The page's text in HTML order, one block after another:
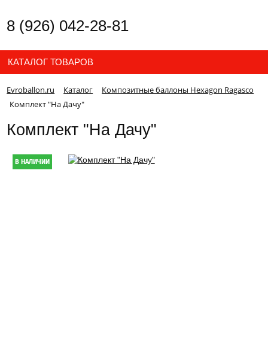
8 (926) 042-28-81
КАТАЛОГ ТОВАРОВ
Evroballon.ru Каталог
Композитные баллоны Hexagon Ragasco
Комплект "На Дачу"
Комплект "На Дачу"
В НАЛИЧИИ